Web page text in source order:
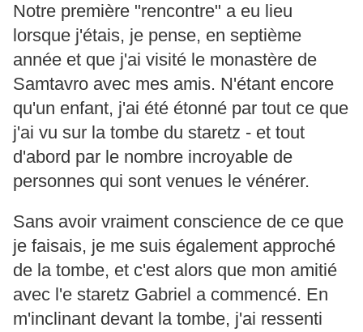
Notre première "rencontre" a eu lieu
lorsque j'étais, je pense, en septième
année et que j'ai visité le monastère de
Samtavro avec mes amis. N'étant encore
qu'un enfant, j'ai été étonné par tout ce que
j'ai vu sur la tombe du staretz - et tout
d'abord par le nombre incroyable de
personnes qui sont venues le vénérer.
Sans avoir vraiment conscience de ce que
je faisais, je me suis également approché
de la tombe, et c'est alors que mon amitié
avec l'e staretz Gabriel a commencé. En
m'inclinant devant la tombe, j'ai ressenti